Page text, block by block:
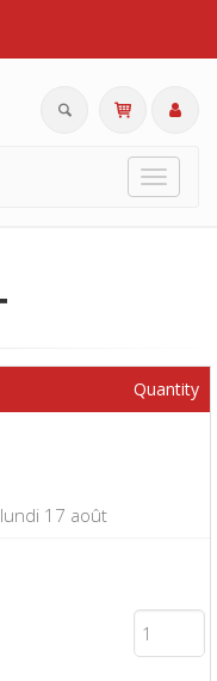
Toggle
17 août
Quantity